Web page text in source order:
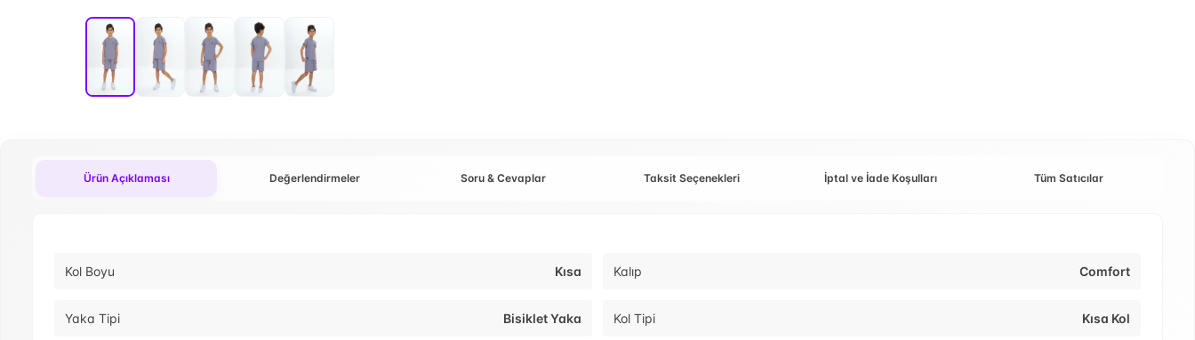
Ürün Açıklaması Değerlendirmeler Soru & Cevaplar Taksit Seçenekleri İptal ve İade Koşulları Tüm Satıcılar
Kol Boyu Kısa Kalıp Comfort
Yaka Tipi Bisiklet Yaka Kol Tipi Kısa Kol